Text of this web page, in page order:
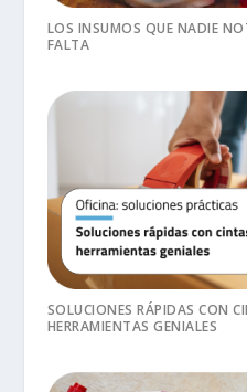
LOS INSUMOS QUE NADIE
FALTA
SOLUCIONES RÁPIDAS CON
HERRAMIENTAS GENIALES